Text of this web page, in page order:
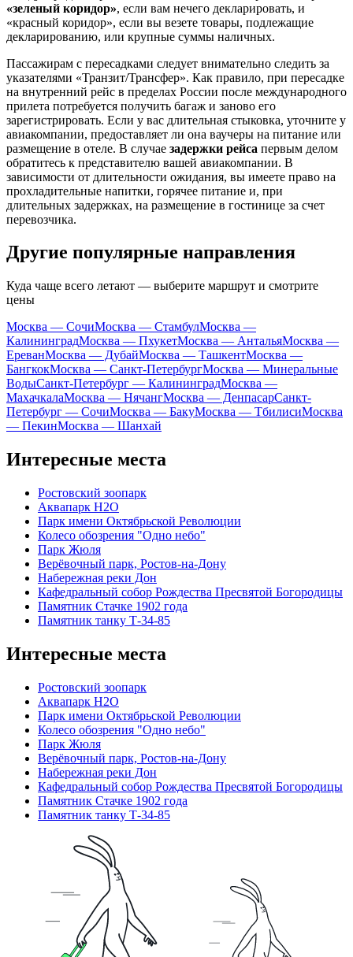
«зеленый коридор», если вам нечего декларировать, и
«красный коридор», если вы везете товары, подлежащие
декларированию, или крупные суммы наличных.
Пассажирам с пересадками следует внимательно следить за
указателями «Транзит/Трансфер». Как правило, при пересадке
на внутренний рейс в пределах России после международного
прилета потребуется получить багаж и заново его
зарегистрировать. Если у вас длительная стыковка, уточните у
авиакомпании, предоставляет ли она ваучеры на питание или
размещение в отеле. В случае задержки рейса первым делом
обратитесь к представителю вашей авиакомпании. В
зависимости от длительности ожидания, вы имеете право на
прохладительные напитки, горячее питание и, при
длительных задержках, на размещение в гостинице за счет
перевозчика.
Другие популярные направления
Куда чаще всего летают — выберите маршрут и смотрите
цены
Москва — СочиМосква — СтамбулМосква —
КалининградМосква — ПхукетМосква — АнтальяМосква —
ЕреванМосква — ДубайМосква — ТашкентМосква —
БангкокМосква — Санкт-ПетербургМосква — Минеральные
ВодыСанкт-Петербург — КалининградМосква —
МахачкалаМосква — НячангМосква — ДенпасарСанкт-
Петербург — СочиМосква — БакуМосква — ТбилисиМосква
— ПекинМосква — Шанхай
Интересные места
Ростовский зоопарк
Аквапарк H2O
Парк имени Октябрьской Революции
Колесо обозрения "Одно небо"
Парк Жюля
Верёвочный парк, Ростов-на-Дону
Набережная реки Дон
Кафедральный собор Рождества Пресвятой Богородицы
Памятник Стачке 1902 года
Памятник танку Т-34-85
Интересные места
Ростовский зоопарк
Аквапарк H2O
Парк имени Октябрьской Революции
Колесо обозрения "Одно небо"
Парк Жюля
Верёвочный парк, Ростов-на-Дону
Набережная реки Дон
Кафедральный собор Рождества Пресвятой Богородицы
Памятник Стачке 1902 года
Памятник танку Т-34-85